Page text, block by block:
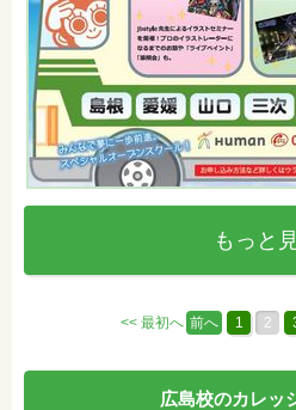
もっと
<< 最初へ 前へ 1 2
広島校のカレッ